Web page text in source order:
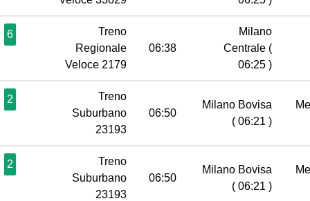
6
Treno
Regionale
Veloce 2179
06:38
Milano
Centrale (
06:25 )
2
Treno
Suburbano
23193
06:50
Milano Bovisa
( 06:21 )
2
Treno
Suburbano
23193
06:50
Milano Bovisa
( 06:21 )